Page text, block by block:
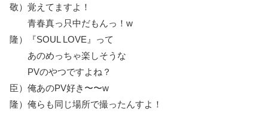
敬）覚えてますよ！
青春真っ只中だもんっ！w
隆）『SOUL LOVE』って
あのめっちゃ楽しそうな
PVのやつですよね？
臣）俺あのPV好き〜〜w
隆）俺らも同じ場所で撮ったんすよ！